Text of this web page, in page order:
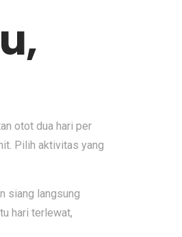
otot dua hari per
Pilih aktivitas yang
siang langsung
hari terlewat,